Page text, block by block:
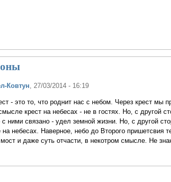
Ковтун , 27/03/2014 - 16:19
- это то, что роднит нас с небом. Через крест мы
крест на небесах - не в гостях. Но, с другой
с ними связано - удел земной жизни. Но, с другой
небесах. Наверное, небо до Второго пришетсвия
мост и даже суть отчасти, в некотром смысле. Не